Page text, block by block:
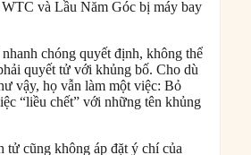
WTC và Lầu Năm Góc bị máy bay
chóng quyết định, không thể
quyết tử với khủng bố. Cho dù
vậy, họ vẫn làm một việc: Bỏ
“liều chết” với những tên khủng
tử cũng không áp đặt ý chí của